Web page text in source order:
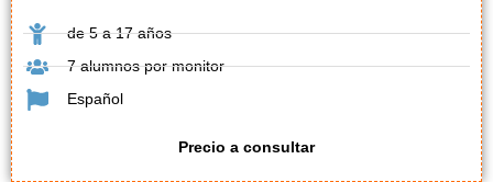
de 5 a 17 años
7 alumnos por monitor
Español
Precio a consultar